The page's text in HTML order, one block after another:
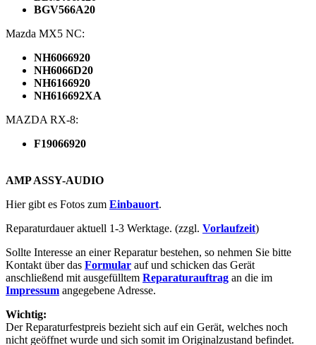
BGV566A20
Mazda MX5 NC:
NH6066920
NH6066D20
NH6166920
NH616692XA
MAZDA RX-8:
F19066920
AMP ASSY-AUDIO
Hier gibt es Fotos zum Einbauort.
Reparaturdauer aktuell 1-3 Werktage. (zzgl. Vorlaufzeit)
Sollte Interesse an einer Reparatur bestehen, so nehmen Sie bitte
Kontakt über das Formular auf und schicken das Gerät
anschließend mit ausgefülltem Reparaturauftrag an die im
Impressum angegebene Adresse.
Wichtig:
Der Reparaturfestpreis bezieht sich auf ein Gerät, welches noch
nicht geöffnet wurde und sich somit im Originalzustand befindet.